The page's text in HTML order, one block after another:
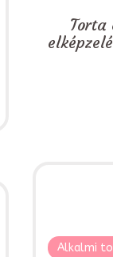
Torta
Alkalmi